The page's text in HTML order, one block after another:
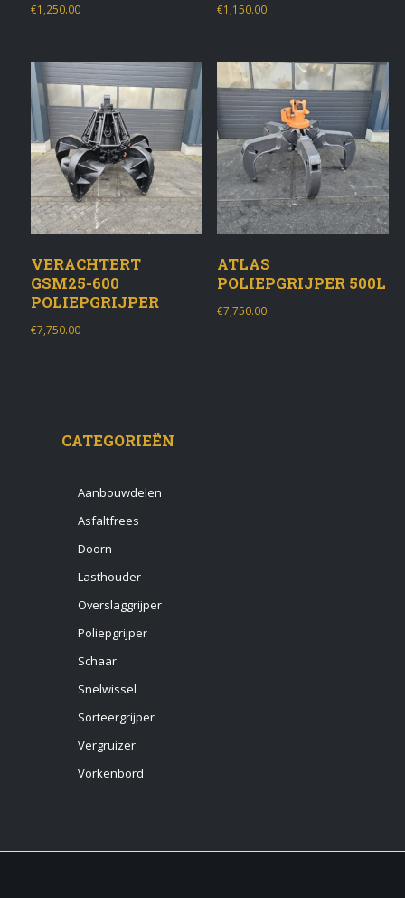
€1,250.00 €1,150.00
VERACHTERT
GSM25-600
POLIEPGRIJPER
€7,750.00
ATLAS
POLIEPGRIJPER 500L
€7,750.00
CATEGORIEËN
Aanbouwdelen
Asfaltfrees
Doorn
Lasthouder
Overslaggrijper
Poliepgrijper
Schaar
Snelwissel
Sorteergrijper
Vergruizer
Vorkenbord